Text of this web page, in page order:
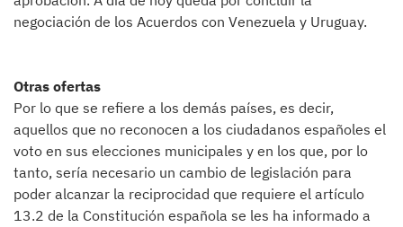
negociación de los Acuerdos con Venezuela y Uruguay.
Otras ofertas
Por lo que se refiere a los demás países, es decir,
aquellos que no reconocen a los ciudadanos españoles el
voto en sus elecciones municipales y en los que, por lo
tanto, sería necesario un cambio de legislación para
poder alcanzar la reciprocidad que requiere el artículo
13.2 de la Constitución española se les ha informado a